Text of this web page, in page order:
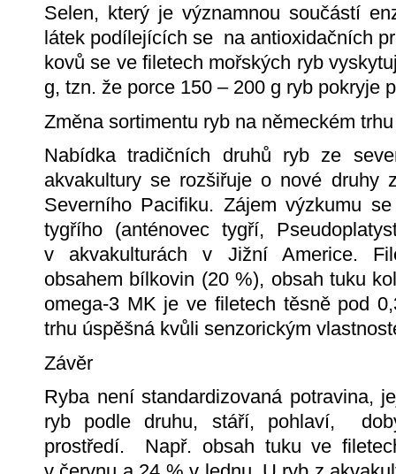
Selen, který je významnou součástí
látek podílejících se na antioxidačních
kovů se ve filetech mořských ryb
g, tzn. že porce 150 – 200 g ryb pokryje
Změna sortimentu ryb na německém trhu
Nabídka tradičních druhů ryb ze
akvakultury se rozšiřuje o nové druhy
Severního Pacifiku. Zájem výzkumu
tygřího (anténovec tygří,
v akvakulturách v Jižní Americe.
obsahem bílkovin (20 %), obsah tuku
omega-3 MK je ve filetech těsně pod
trhu úspěšná kvůli senzorickým
Závěr
Ryba není standardizovaná potravina,
ryb podle druhu, stáří, pohlaví,
prostředí. Např. obsah tuku ve